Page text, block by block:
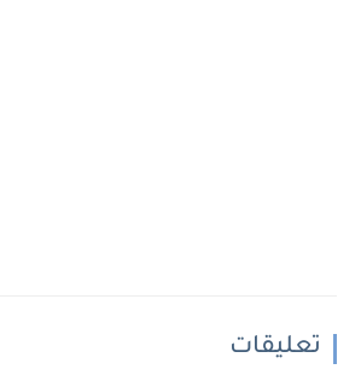
تعليقات